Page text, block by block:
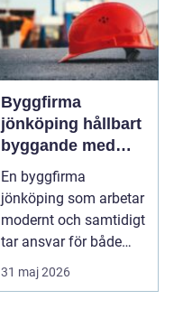
Byggfirma
jönköping hållbart
byggande med
fokus på trä
En byggfirma
jönköping som arbetar
modernt och samtidigt
tar ansvar för både
människa och miljö
behö...
31 maj 2026